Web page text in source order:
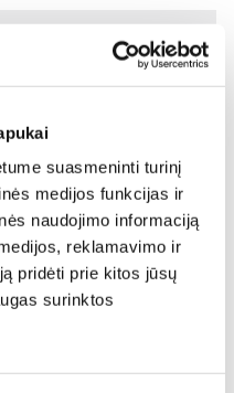
suasmeninti turinį
medijos funkcijas ir
naudojimo informaciją
reklamavimo ir
pridėti prie kitos jūsų
surinktos